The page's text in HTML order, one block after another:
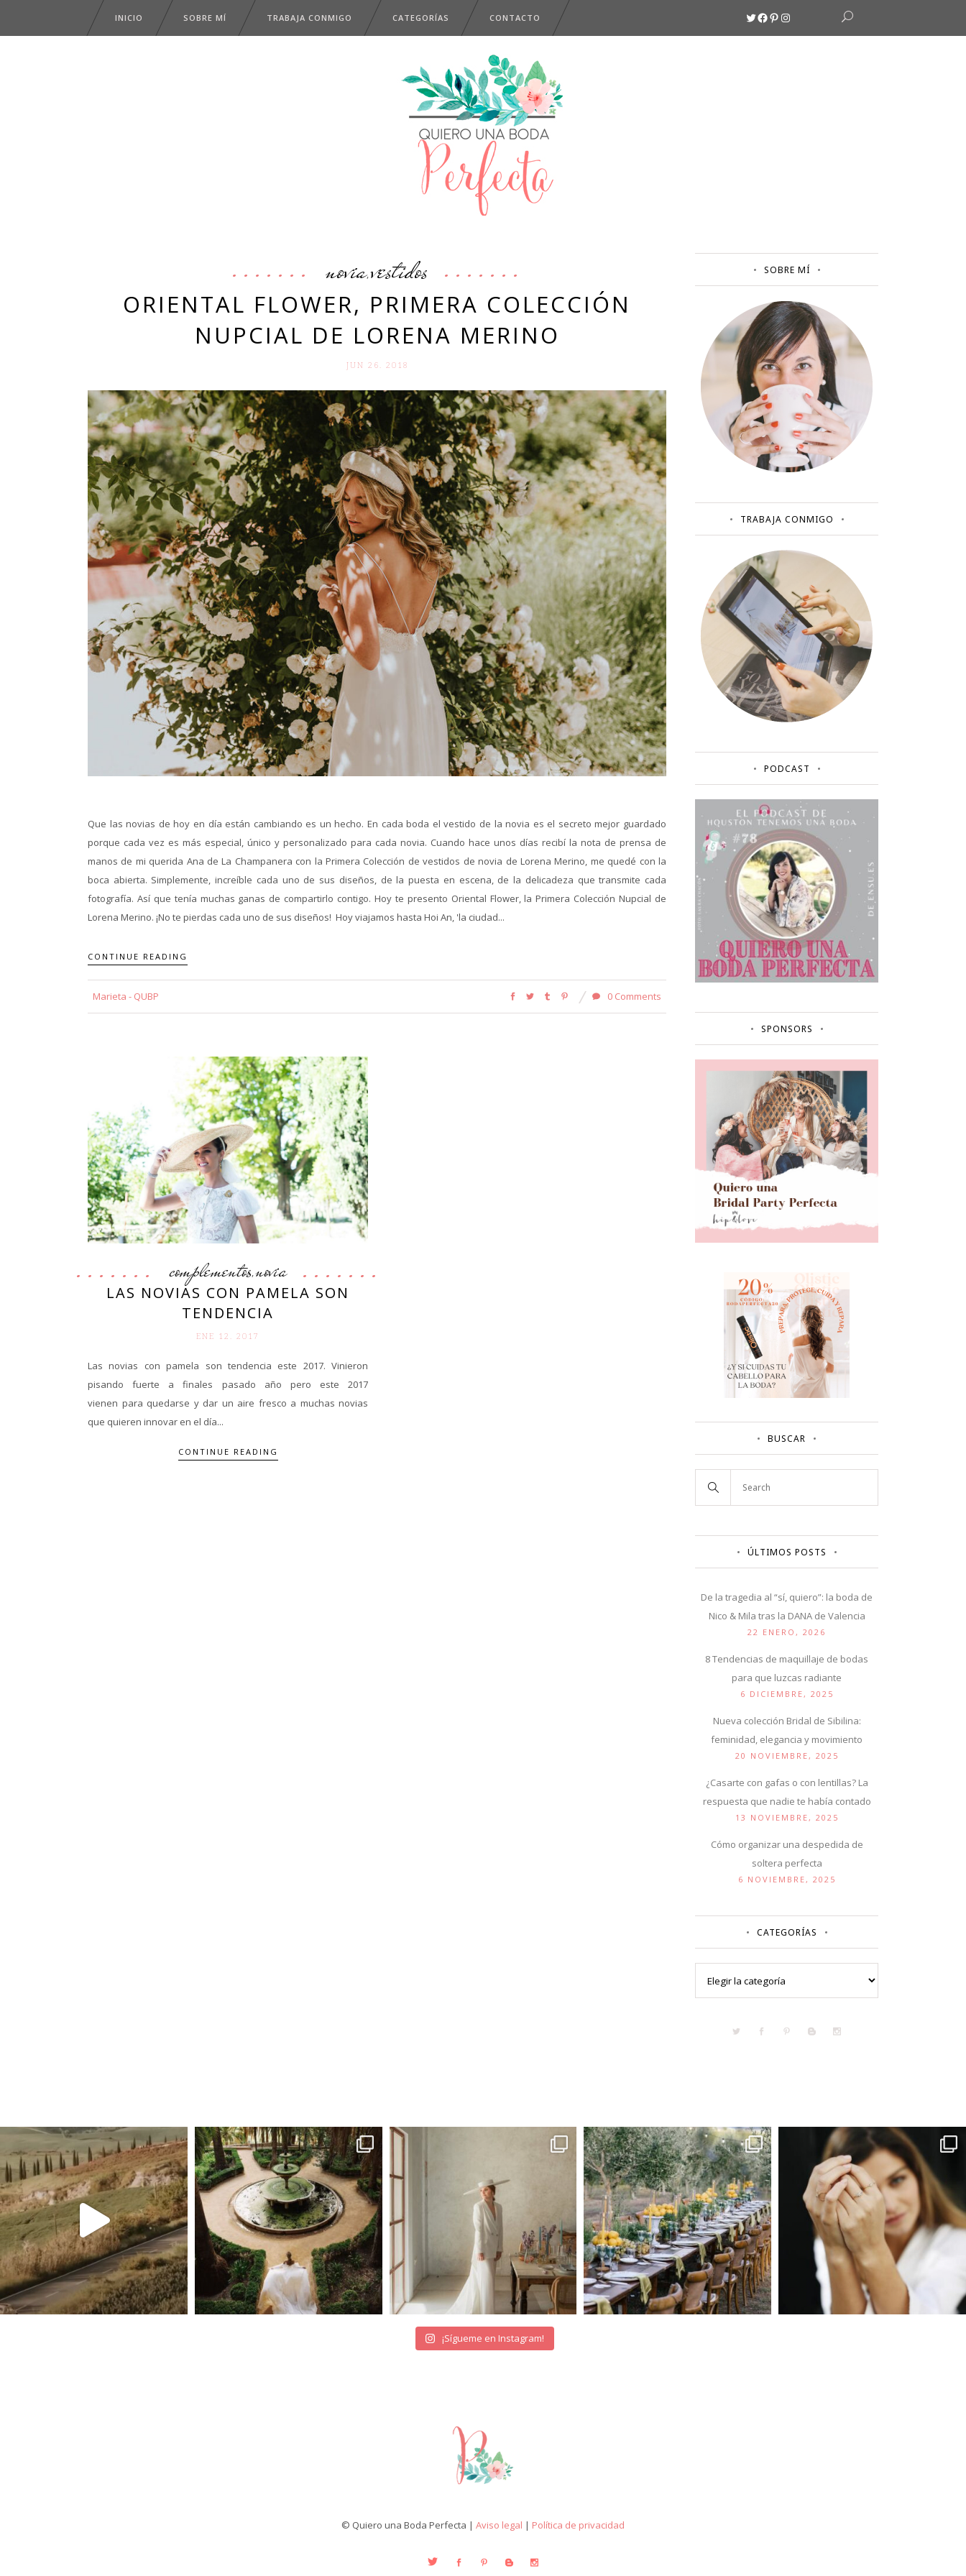
INICIO SOBRE MÍ TRABAJA CONMIGO CATEGORÍAS CONTACTO Twitter
Facebook
Pinterest
Instagram
novia,vestidos
ORIENTAL FLOWER, PRIMERA COLECCIÓN
NUPCIAL DE LORENA MERINO
JUN 26. 2018
Que las novias de hoy en día están cambiando es un hecho. En cada boda el vestido de la novia es el secreto mejor guardado
porque cada vez es más especial, único y personalizado para cada novia. Cuando hace unos días recibí la nota de prensa de
manos de mi querida Ana de La Champanera con la Primera Colección de vestidos de novia de Lorena Merino, me quedé con la
boca abierta. Simplemente, increíble cada uno de sus diseños, de la puesta en escena, de la delicadeza que transmite cada
fotografía. Así que tenía muchas ganas de compartirlo contigo. Hoy te presento Oriental Flower, la Primera Colección Nupcial de
Lorena Merino. ¡No te pierdas cada uno de sus diseños! Hoy viajamos hasta Hoi An, 'la ciudad...
CONTINUE READING
Marieta - QUBP 0 Comments
complementos,novia
LAS NOVIAS CON PAMELA SON
TENDENCIA
ENE 12. 2017
Las novias con pamela son tendencia este 2017. Vinieron
pisando fuerte a finales pasado año pero este 2017
vienen para quedarse y dar un aire fresco a muchas novias
que quieren innovar en el día...
CONTINUE READING
SOBRE MÍ
TRABAJA CONMIGO
PODCAST
SPONSORS
BUSCAR
ÚLTIMOS POSTS
De la tragedia al “sí, quiero”: la boda de
Nico & Mila tras la DANA de Valencia
22 ENERO, 2026
8 Tendencias de maquillaje de bodas
para que luzcas radiante
6 DICIEMBRE, 2025
Nueva colección Bridal de Sibilina:
feminidad, elegancia y movimiento
20 NOVIEMBRE, 2025
¿Casarte con gafas o con lentillas? La
respuesta que nadie te había contado
13 NOVIEMBRE, 2025
Cómo organizar una despedida de
soltera perfecta
6 NOVIEMBRE, 2025
CATEGORÍAS
¡Sígueme en Instagram!
© Quiero una Boda Perfecta | Aviso legal | Política de privacidad